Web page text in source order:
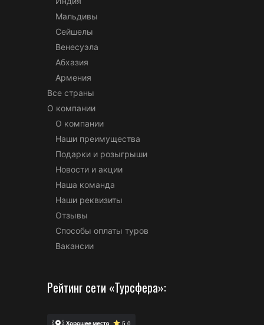
Мальдивы
Сейшелы
Венесуэла
Абхазия
Армения
Все страны
О компании
О компании
Наши преимущества
Подарки и розыгрыши
Новости и акции
Наша команда
Наши реквизиты
Отзывы
Способы оплаты туров
Вакансии
Рейтинг сети «Турсфера»: